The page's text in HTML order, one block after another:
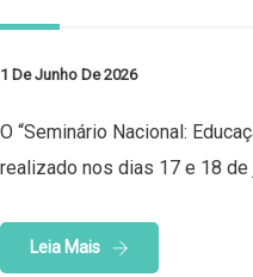
1 De Junho De 2026
O “Seminário Nacional:
realizado nos dias 17 e 18 de
Leia Mais